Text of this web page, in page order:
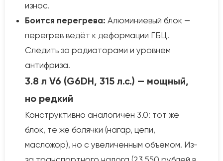
износ.
Боится перегрева: Алюминиевый блок —
перегрев ведёт к деформации ГБЦ.
Следить за радиаторами и уровнем
антифриза.
3.8 л V6 (G6DH, 315 л.с.) — мощный,
но редкий
Конструктивно аналогичен 3.0: тот же
блок, те же болячки (нагар, цепи,
масложор), но с увеличенным объёмом. Из-